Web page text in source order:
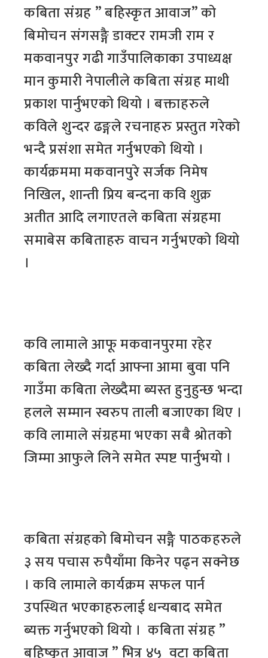
कबिता संग्रह ” बहिस्कृत आवाज” को
बिमोचन संगसङ्गै डाक्टर रामजी राम र
मकवानपुर गढी गाउँपालिकाका उपाध्यक्ष
मान कुमारी नेपालीले कबिता संग्रह माथी
प्रकाश पार्नुभएको थियो । बक्ताहरुले
कविले शुन्दर ढङ्गले रचनाहरु प्रस्तुत गरेको
भन्दै प्रसंशा समेत गर्नुभएको थियो ।
कार्यक्रममा मकवानपुरे सर्जक निमेष
निखिल, शान्ती प्रिय बन्दना कवि शुक्र
अतीत आदि लगाएतले कबिता संग्रहमा
समाबेस कबिताहरु वाचन गर्नुभएको थियो
।
कवि लामाले आफू मकवानपुरमा रहेर
कबिता लेख्दै गर्दा आफ्ना आमा बुवा पनि
गाउँमा कबिता लेख्दैमा ब्यस्त हुनुहुन्छ भन्दा
हलले सम्मान स्वरुप ताली बजाएका थिए ।
कवि लामाले संग्रहमा भएका सबै श्रोतको
जिम्मा आफुले लिने समेत स्पष्ट पार्नुभयो ।
कबिता संग्रहको बिमोचन सङ्गै पाठकहरुले
३ सय पचास रुपैयाँमा किनेर पढ्न सक्नेछ
। कवि लामाले कार्यक्रम सफल पार्न
उपस्थित भएकाहरुलाई धन्यबाद समेत
ब्यक्त गर्नुभएको थियो । कबिता संग्रह ”
बहिष्कृत आवाज ” भित्र ४५ वटा कबिता